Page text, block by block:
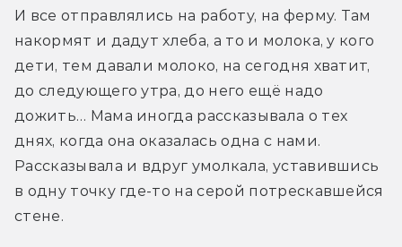
И все отправлялись на работу, на ферму. Там
накормят и дадут хлеба, а то и молока, у кого
дети, тем давали молоко, на сегодня хватит,
до следующего утра, до него ещё надо
дожить… Мама иногда рассказывала о тех
днях, когда она оказалась одна с нами.
Рассказывала и вдруг умолкала, уставившись
в одну точку где-то на серой потрескавшейся
стене.